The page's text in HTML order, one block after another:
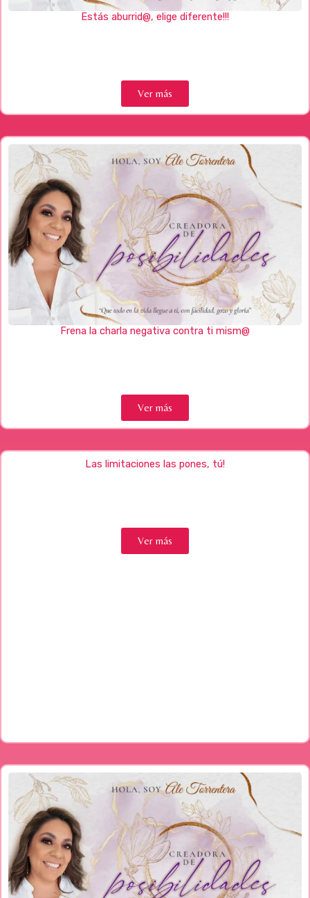
Estás aburrid@, elige diferente!!!
Ver más
Frena la charla negativa contra ti mism@
Ver más
Las limitaciones las pones, tú!
Ver más